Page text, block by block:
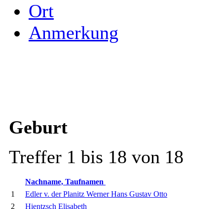
Ort
Anmerkung
Geburt
Treffer 1 bis 18 von 18
Nachname, Taufnamen
1
Edler v. der Planitz Werner Hans Gustav Otto
2
Hientzsch Elisabeth